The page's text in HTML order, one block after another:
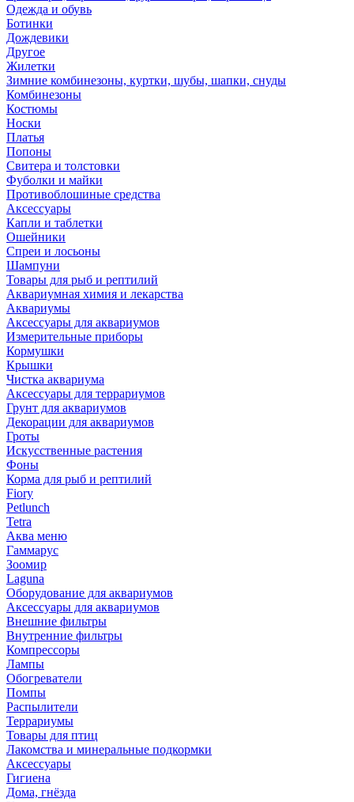
Одежда и обувь
Ботинки
Дождевики
Другое
Жилетки
Зимние комбинезоны, куртки, шубы, шапки, снуды
Комбинезоны
Костюмы
Носки
Платья
Попоны
Свитера и толстовки
Фуболки и майки
Противоблошиные средства
Аксессуары
Капли и таблетки
Ошейники
Спреи и лосьоны
Шампуни
Товары для рыб и рептилий
Аквариумная химия и лекарства
Аквариумы
Аксессуары для аквариумов
Измерительные приборы
Кормушки
Крышки
Чистка аквариума
Аксессуары для террариумов
Грунт для аквариумов
Декорации для аквариумов
Гроты
Искусственные растения
Фоны
Корма для рыб и рептилий
Fiory
Petlunch
Tetra
Аква меню
Гаммарус
Зоомир
Laguna
Оборудование для аквариумов
Аксессуары для аквариумов
Внешние фильтры
Внутренние фильтры
Компрессоры
Лампы
Обогреватели
Помпы
Распылители
Террариумы
Товары для птиц
Лакомства и минеральные подкормки
Аксессуары
Гигиена
Дома, гнёзда